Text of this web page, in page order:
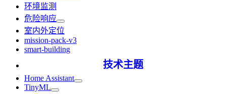
环境监测
危险响应
室内外定位
mission-pack-v3
smart-building
技术主题
Home Assistant
TinyML